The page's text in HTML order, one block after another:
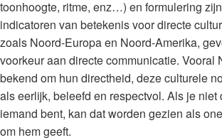
toonhoogte, ritme, enz…) en formulering
indicatoren van betekenis voor directe
zoals Noord-Europa en Noord-Amerika,
voorkeur aan directe communicatie. Vooral
bekend om hun directheid, deze culturele
als eerlijk, beleefd en respectvol. Als je niet
iemand bent, kan dat worden gezien als
om hem geeft.